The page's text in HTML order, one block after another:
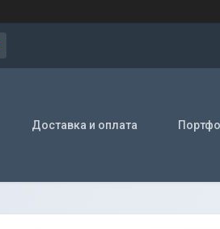
Доставка и оплата